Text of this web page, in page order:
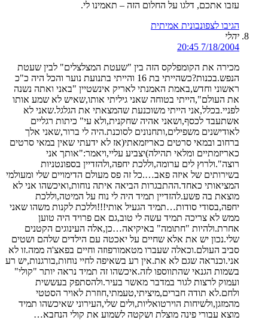
עזבו אתכם, דלגו על החלום הזה – תאמינו לי.
הגיבו לצפונבונית אמיתית
יהלי
7/18/2004 20:45
מכירה את הקומפלקס הזה בין "שעטת המצלצלים" לבין שעטת
הנפש.בכנות?כשהייתי בת 16 והייתי בתנועת נוער והכל היה כ"כ
ראשוני וחדש,באמת האמנתי לאריק אינשטיין "באני ואתה נשנה
את העולם",הייתי בטוחה שאני גיליתי אותו,שאיש לא שמע אותו
לפניי.בכלל,אני הייתי משוכנעת שהמצאתי את הגלגל.שאני לא
אשתעבד לכסף,ושאני אהיה שחקנית,ולא עי" כיתות רגליים
לאודישנים משפילים,ותחנונים לסוכנת.היה לי ברור,שאני אלך
ברחוב ובמאי סרטים כאריזמאתי(אז לא ידעתי שאין במאי סרטים
כאריזמתיים ומלאי תהילה)יצביע עליי,ויאמר:"אותך אני
רוצה".ולרוץ לים ערומה,וללכת יחפה,ולהזדיין בספונטניות
בשירותים של איזה פאב….כל זה פס מעולם הדימויים שלי ומעולמי
המציאותי כאחד.ההתבגרות הביאה איתה נוחות,ואיכשהו אני לא
מוצאת בה פשע.להזדיין תמיד היה לי נוח על המיטה,וללכת
יחפה,בסודי סודות…תמיד הגעיל אותי!!!וללכת לקנות משהו שאני
ממש לא צריכה תמיד עשה לי טוב,גם אם פרויד היה טוען
אחרת.ולהיות "חתומה" באיקיאה…כן,אלה העינוגים הקטנים
שלי.נכון יש את אלא שחיים על יאכטה עם הילדים שלהם ושטים
סביב העולם.וכאלה שעברו מטאמורפוזה וחיים בפאצ'ה ממה.זו לא
אני.וכנראה שגם לא את.אין רע בשאיפה לחיי נוחות,בורגנות,יש רע
בשמות הגנאי שהתווספו לזה.איכשהו זה תמיד נראה יותר "קולי"
ועמוק לרצות לגור במדבר מאשר בעיר.ולהסתפק בעששית
ולחם.לא תודה חברים,מיציתי,טעמתי,חוזרת לאויר הסטטי
מהמזגן,ולשיחות הוירטואליות,ולים שלי,העירוני שאיכשהו תמיד
מוצא עבורי פינה מוצלת ושקטה לשמוע את קולי הנחבא…